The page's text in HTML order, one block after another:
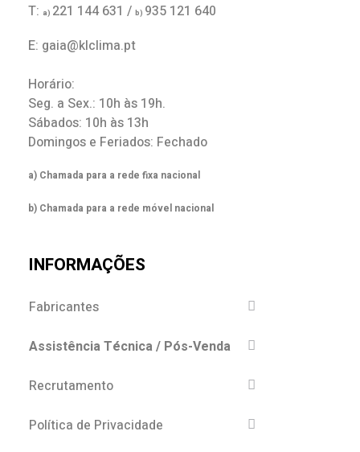
T: a) 221 144 631 / b) 935 121 640
E: gaia@klclima.pt
Horário:
Seg. a Sex.: 10h às 19h.
Sábados: 10h às 13h
Domingos e Feriados: Fechado
a) Chamada para a rede fixa nacional
b) Chamada para a rede móvel nacional
INFORMAÇÕES
Fabricantes
Assistência Técnica / Pós-Venda
Recrutamento
Política de Privacidade